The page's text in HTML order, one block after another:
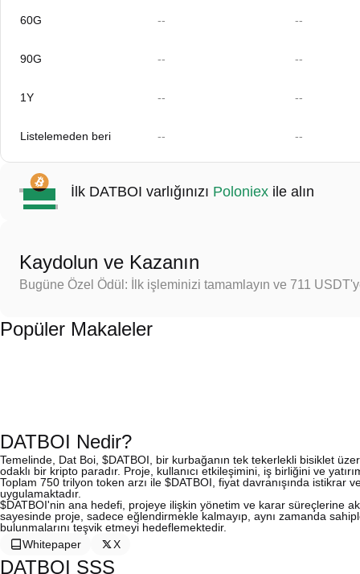
60G -- --
90G -- --
1Y -- --
Listelemeden beri -- --
İlk DATBOI varlığınızı Poloniex ile alın
Kaydolun ve Kazanın
Bugüne Özel Ödül: İlk işleminizi tamamlayın ve 711
Popüler Makaleler
DATBOI Nedir?
Temelinde, Dat Boi, $DATBOI, bir kurbağanın tek tekerlekli bisiklet
odaklı bir kripto paradır. Proje, kullanıcı etkileşimini, iş birliğini ve
Toplam 750 trilyon token arzı ile $DATBOI, fiyat davranışında istikrar
uygulamaktadır.
$DATBOI'nin ana hedefi, projeye ilişkin yönetim ve karar süreçlerine
sayesinde proje, sadece eğlendirmekle kalmayıp, aynı zamanda
bulunmalarını teşvik etmeyi hedeflemektedir.
Whitepaper
X
DATBOI SSS